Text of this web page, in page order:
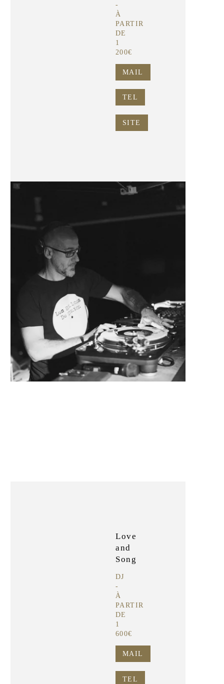
-
À
PARTIR
DE
1
200€
MAIL
TEL
SITE
Love
and
Song
DJ
-
À
PARTIR
DE
1
600€
MAIL
TEL